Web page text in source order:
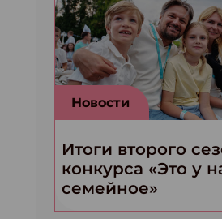
Новости
Итоги второго
конкурса «Это у
семейное»